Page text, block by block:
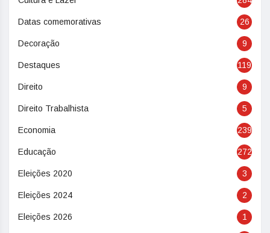
Datas comemorativas 26
Decoração 9
Destaques 119
Direito 9
Direito Trabalhista 5
Economia 239
Educação 272
Eleições 2020 3
Eleições 2024 2
Eleições 2026 1